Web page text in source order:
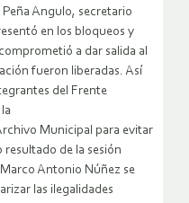
Angulo, secretario
en los bloqueos y
a dar salida al
fueron liberadas. Así
del Frente
Municipal para evitar
de la sesión
Antonio Núñez se
las ilegalidades